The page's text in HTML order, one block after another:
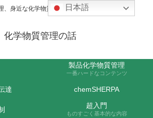
、身近な化学物質などの話題を取り上げます
化学物質管理の話
製品化学物質管理
一番ハードなコンテンツ
達 chemSHERPA
超入門
ものすごく基本的な内容
日本語